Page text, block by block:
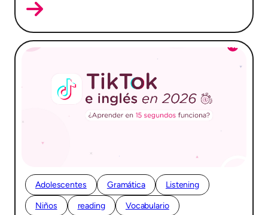
Adolescentes Gramática Listening
Niños reading
Vocabulario